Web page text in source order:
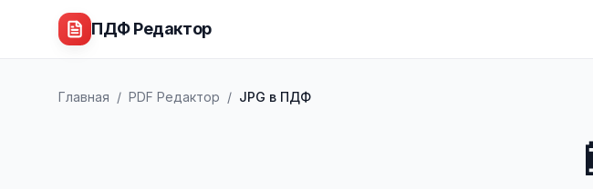
ПДФ Редактор
Главная / PDF Редактор / JPG в ПДФ